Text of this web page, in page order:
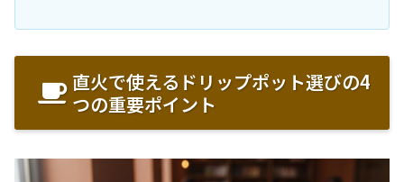
直火で使えるドリップポット選びの4
つの重要ポイント